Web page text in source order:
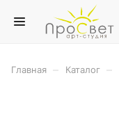
Главная Каталог